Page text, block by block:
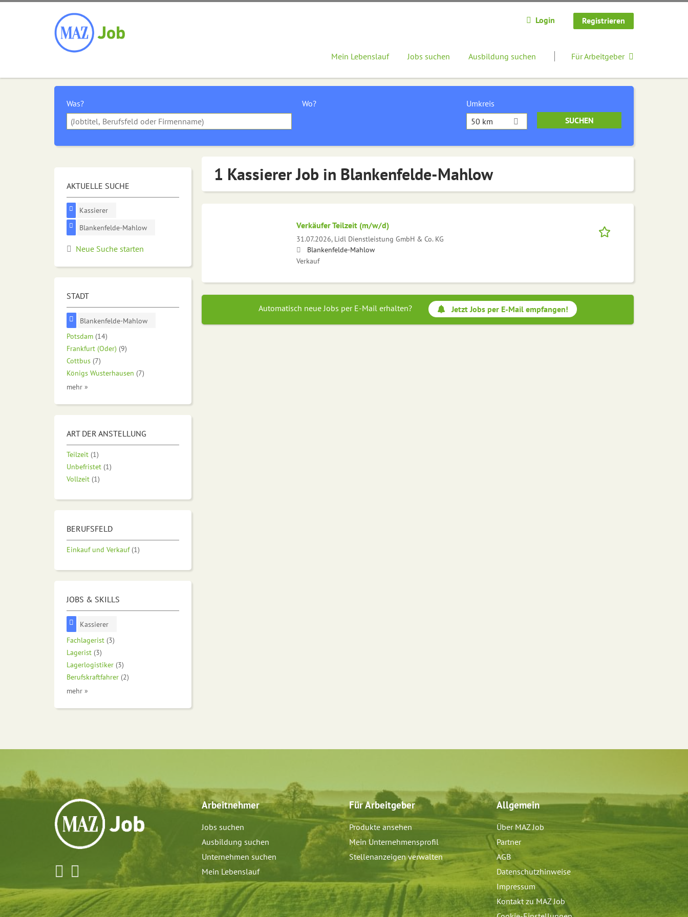
Login Registrieren
Mein Lebenslauf Jobs suchen Ausbildung suchen Für Arbeitgeber
Was? Wo?
Umkreis
50 km
1 Kassierer Job in Blankenfelde-Mahlow
Verkäufer Teilzeit (m/w/d)
31.07.2026, Lidl Dienstleistung GmbH & Co. KG
Blankenfelde-Mahlow
Verkauf
Automatisch neue Jobs per E-Mail erhalten? Jetzt Jobs per E-Mail empfangen!
AKTUELLE SUCHE
Kassierer
Blankenfelde-Mahlow
Neue Suche starten
STADT
Blankenfelde-Mahlow
Potsdam (14)
Frankfurt (Oder) (9)
Cottbus (7)
Königs Wusterhausen (7)
mehr »
ART DER ANSTELLUNG
Teilzeit (1)
Unbefristet (1)
Vollzeit (1)
BERUFSFELD
Einkauf und Verkauf (1)
JOBS & SKILLS
Kassierer
Fachlagerist (3)
Lagerist (3)
Lagerlogistiker (3)
Berufskraftfahrer (2)
mehr »
Arbeitnehmer
Jobs suchen
Ausbildung suchen
Unternehmen suchen
Mein Lebenslauf
Für Arbeitgeber
Produkte ansehen
Mein Unternehmensprofil
Stellenanzeigen verwalten
Allgemein
Über MAZ Job
Partner
AGB
Datenschutzhinweise
Impressum
Kontakt zu MAZ Job